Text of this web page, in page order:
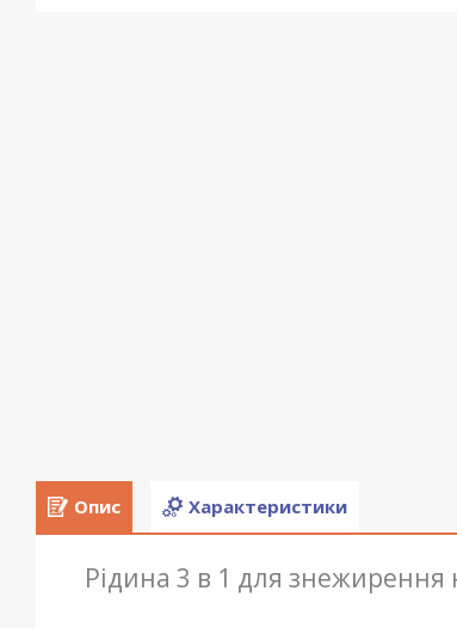
Опис Характеристики
Рідина 3 в 1 для знежирення